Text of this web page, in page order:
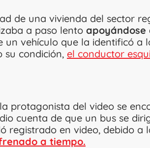
de una vivienda del sector
a paso lento apoyándose
un vehículo que la identificó a
su condición, el conductor
protagonista del video se
cuenta de que un bus se
registrado en video, debido a
a tiempo.